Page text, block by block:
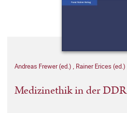
Andreas Frewer (ed.) , Rainer Erices (ed.)
Medizinethik in der DDR